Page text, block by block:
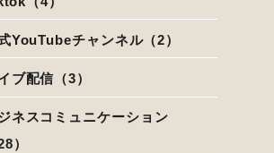
YouTubeチャンネル（2）
ブ配信（3）
ネスコミュニケーション
）